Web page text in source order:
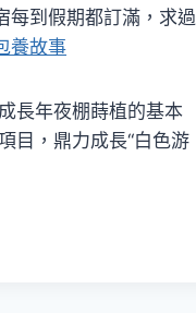
每到假期都訂滿，求過
養故事
長年夜棚蒔植的基本
目，鼎力成長“白色游